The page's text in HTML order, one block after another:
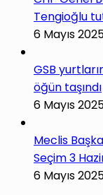
Tengioğlu
6 Mayıs
GSB
öğün taşındı
6 Mayıs
Meclis
Seçim 3
6 Mayıs